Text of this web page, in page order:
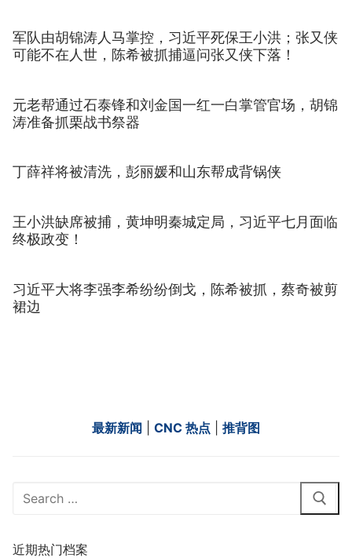
军队由胡锦涛人马掌控，习近平死保王小洪；张又侠
可能不在人世，陈希被抓捕逼问张又侠下落！
元老帮通过石泰锋和刘金国一红一白掌管官场，胡锦
涛准备抓栗战书祭器
丁薛祥将被清洗，彭丽媛和山东帮成背锅侠
王小洪缺席被捕，黄坤明秦城定局，习近平七月面临
终极政变！
习近平大将李强李希纷纷倒戈，陈希被抓，蔡奇被剪
裙边
最新新闻 CNC 热点 推背图
Search
近期热门档案